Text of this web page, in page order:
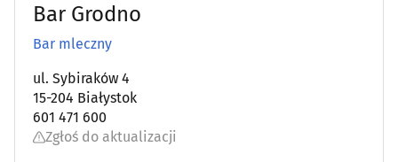
Bar Grodno
Bar mleczny
ul. Sybiraków 4
15-204 Białystok
601 471 600
Zgłoś do aktualizacji